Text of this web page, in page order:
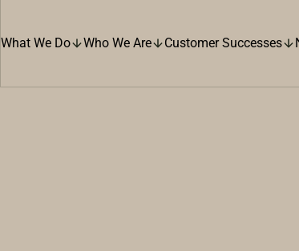
What We Do Who We Are Customer Successes